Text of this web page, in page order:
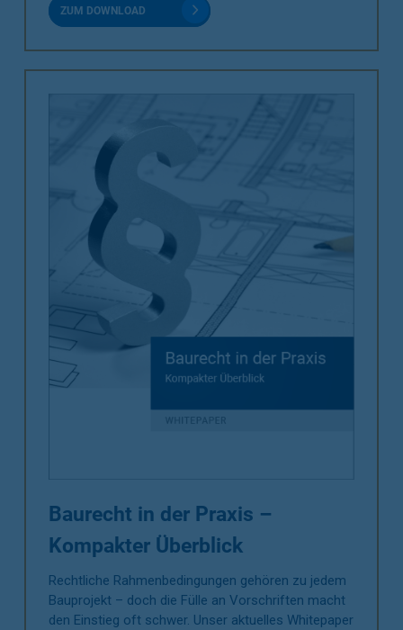
ZUM DOWNLOAD
Baurecht in der Praxis –
Kompakter Überblick
Rechtliche Rahmenbedingungen gehören zu jedem
Bauprojekt – doch die Fülle an Vorschriften macht
den Einstieg oft schwer. Unser aktuelles Whitepaper